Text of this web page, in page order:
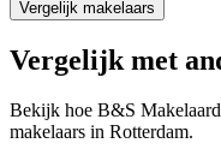
Vergelijk makelaars
Vergelijk met
Bekijk hoe B&S
makelaars in Rotterdam.